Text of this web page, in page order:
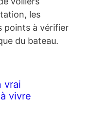
les
points à vérifier
du bateau.
vrai
vivre